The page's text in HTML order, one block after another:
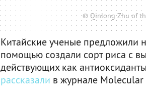
© Qinlong Zhu of
Китайские ученые предложили
помощью создали сорт риса с
действующих как
рассказали в журнале